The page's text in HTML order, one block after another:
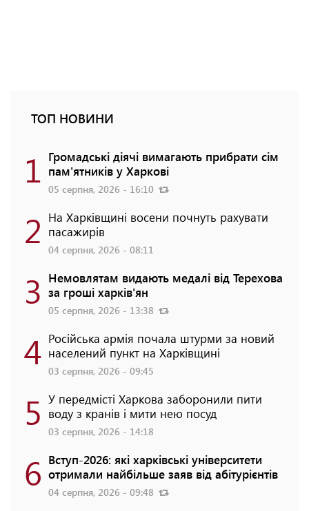
ТОП НОВИНИ
1 Громадські діячі вимагають прибрати сім
пам'ятників у Харкові
05 серпня, 2026 - 16:10
2 На Харківщині восени почнуть рахувати
пасажирів
04 серпня, 2026 - 08:11
3 Немовлятам видають медалі від Терехова
за гроші харків'ян
05 серпня, 2026 - 13:38
4 Російська армія почала штурми за новий
населений пункт на Харківщині
03 серпня, 2026 - 09:45
5 У передмісті Харкова заборонили пити
воду з кранів і мити нею посуд
03 серпня, 2026 - 14:18
6 Вступ-2026: які харківські університети
отримали найбільше заяв від абітурієнтів
04 серпня, 2026 - 09:48